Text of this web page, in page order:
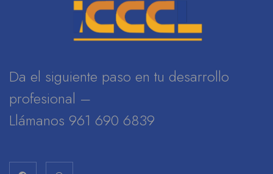
Da el siguiente paso en tu desarrollo
profesional –
Llámanos 961 690 6839